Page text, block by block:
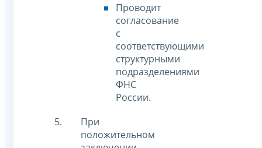
Проводит
согласование
с
соответствующими
структурными
подразделениями
ФНС
России.
При
положительном